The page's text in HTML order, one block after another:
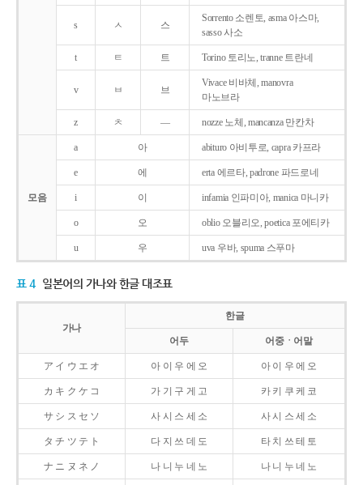
s ㅅ 스
Sorrento 소렌토, asma 아스마,
sasso 사소
t ㅌ 트 Torino 토리노, tranne 트란네
v ㅂ 브
Vivace 비바체, manovra
마노브라
z ㅊ ― nozze 노체, mancanza 만칸차
모음
a 아 abituro 아비투로, capra 카프라
e 에 erta 에르타, padrone 파드로네
i 이 infamia 인파미아, manica 마니카
o 오 oblio 오블리오, poetica 포에티카
u 우 uva 우바, spuma 스푸마
표 4 일본어의 가나와 한글 대조표
가나
한글
어두 어중ㆍ어말
ア イ ウ エ オ 아 이 우 에 오 아 이 우 에 오
カ キ ク ケ コ 가 기 구 게 고 카 키 쿠 케 코
サ シ ス セ ソ 사 시 스 세 소 사 시 스 세 소
タ チ ツ テ ト 다 지 쓰 데 도 타 치 쓰 테 토
ナ ニ ヌ ネ ノ 나 니 누 네 노 나 니 누 네 노